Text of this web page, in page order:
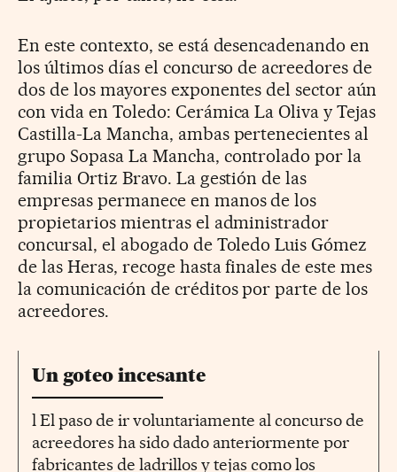
En este contexto, se está desencadenando en
los últimos días el concurso de acreedores de
dos de los mayores exponentes del sector aún
con vida en Toledo: Cerámica La Oliva y Tejas
Castilla-La Mancha, ambas pertenecientes al
grupo Sopasa La Mancha, controlado por la
familia Ortiz Bravo. La gestión de las
empresas permanece en manos de los
propietarios mientras el administrador
concursal, el abogado de Toledo Luis Gómez
de las Heras, recoge hasta finales de este mes
la comunicación de créditos por parte de los
acreedores.
Un goteo incesante
l El paso de ir voluntariamente al concurso de
acreedores ha sido dado anteriormente por
fabricantes de ladrillos y tejas como los